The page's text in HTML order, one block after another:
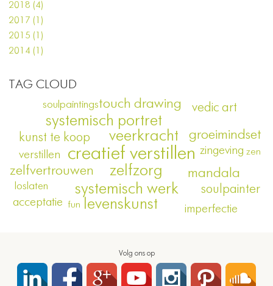
2018 (4)
2017 (1)
2015 (1)
2014 (1)
TAG CLOUD
creatief verstillen
veerkracht
zelfzorg
systemisch portret
systemisch werk
levenskunst
zelfvertrouwen
touch drawing
mandala
groeimindset
kunst te koop
soulpainter
vedic art
zingeving
verstillen
acceptatie
imperfectie
soulpaintings
loslaten
zen
fun
Volg ons op